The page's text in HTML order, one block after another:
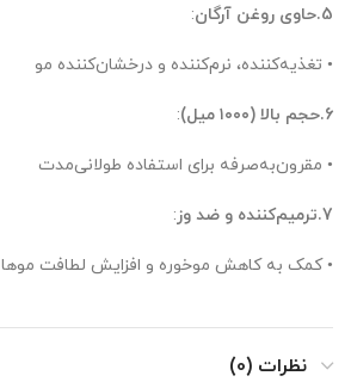
5.حاوی روغن آرگان :
• تغذیه‌کننده، نرم‌کننده و درخشان‌کننده مو
6.حجم بالا (۱۰۰۰ میل) :
• مقرون‌به‌صرفه برای استفاده طولانی‌مدت
7.ترمیم‌کننده و ضد وز :
• کمک به کاهش موخوره و افزایش لطافت موها
نظرات (0)